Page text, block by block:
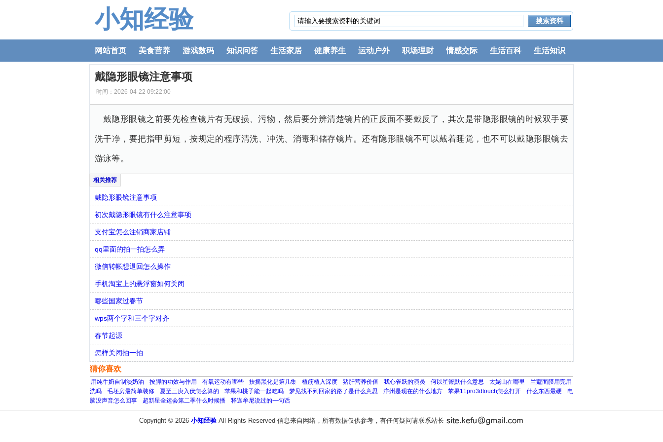
小知经验
网站首页 美食营养 游戏数码 知识问答 生活家居 健康养生 运动户外 职场理财 情感交际 生活百科 生活知识
戴隐形眼镜注意事项
时间：2026-04-22 09:22:00
戴隐形眼镜之前要先检查镜片有无破损、污物，然后要分辨清楚镜片的正反面不要戴反了，其次是带隐形眼镜的时候双手要
洗干净，要把指甲剪短，按规定的程序清洗、冲洗、消毒和储存镜片。还有隐形眼镜不可以戴着睡觉，也不可以戴隐形眼镜去
游泳等。
戴隐形眼镜注意事项
初次戴隐形眼镜有什么注意事项
支付宝怎么注销商家店铺
qq里面的拍一拍怎么弄
微信转帐想退回怎么操作
手机淘宝上的悬浮窗如何关闭
哪些国家过春节
wps两个字和三个字对齐
春节起源
怎样关闭拍一拍
猜你喜欢
用纯牛奶自制淡奶油 按脚的功效与作用 有氧运动有哪些 扶摇黑化是第几集 植筋植入深度 猪肝营养价值 我心雀跃的演员 何以笙箫默什么意思 太姥山在哪里
兰蔻面膜用完用
洗吗
毛坯房最简单装修 夏至三庚入伏怎么算的 苹果和桃子能一起吃吗 梦见找不到回家的路了是什么意思 汴州是现在的什么地方 苹果11pro3dtouch怎么打开 什么东西最硬
电
脑没声音怎么回事
超新星全运会第二季什么时候播 释迦牟尼说过的一句话
Copyright © 2026 小知经验All Rights Reserved 信息来自网络，所有数据仅供参考，有任何疑问请联系站长